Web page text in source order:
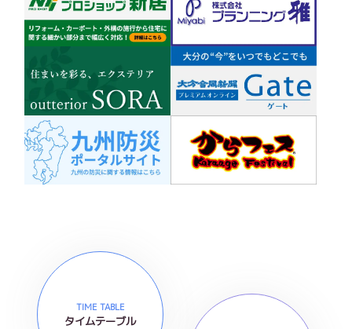
TIME TABLE
タイムテーブル